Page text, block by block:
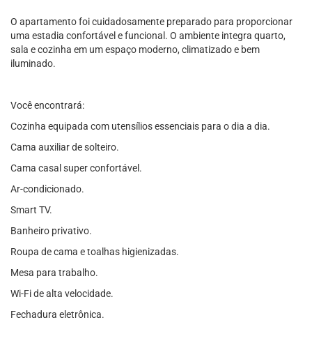
O apartamento foi cuidadosamente preparado para proporcionar
uma estadia confortável e funcional. O ambiente integra quarto,
sala e cozinha em um espaço moderno, climatizado e bem
iluminado.
Você encontrará:
Cozinha equipada com utensílios essenciais para o dia a dia.
Cama auxiliar de solteiro.
Cama casal super confortável.
Ar-condicionado.
Smart TV.
Banheiro privativo.
Roupa de cama e toalhas higienizadas.
Mesa para trabalho.
Wi-Fi de alta velocidade.
Fechadura eletrônica.